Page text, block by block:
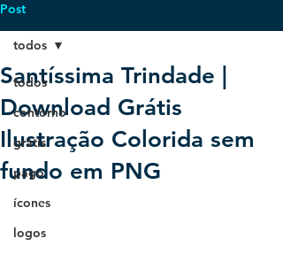
Post
todos
contorno
grátis
pago
ícones
logos
todos
Santíssima Trindade |
Download Grátis
Ilustração Colorida sem
fundo em PNG